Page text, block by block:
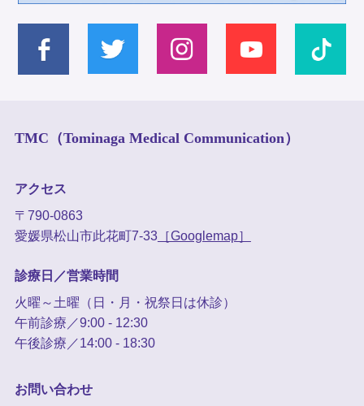
TMC（Tominaga Medical Communication）
アクセス
〒790-0863
愛媛県松山市此花町7-33［Googlemap］
診療日／営業時間
火曜～土曜（日・月・祝祭日は休診）
午前診療／9:00 - 12:30
午後診療／14:00 - 18:30
お問い合わせ